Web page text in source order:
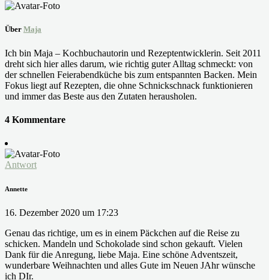
Über Maja
Ich bin Maja – Kochbuchautorin und Rezeptentwicklerin. Seit 2011
dreht sich hier alles darum, wie richtig guter Alltag schmeckt: von
der schnellen Feierabendküche bis zum entspannten Backen. Mein
Fokus liegt auf Rezepten, die ohne Schnickschnack funktionieren
und immer das Beste aus den Zutaten herausholen.
4 Kommentare
Antwort
Annette
16. Dezember 2020 um 17:23
Genau das richtige, um es in einem Päckchen auf die Reise zu
schicken. Mandeln und Schokolade sind schon gekauft. Vielen
Dank für die Anregung, liebe Maja. Eine schöne Adventszeit,
wunderbare Weihnachten und alles Gute im Neuen JAhr wünsche
ich DIr.